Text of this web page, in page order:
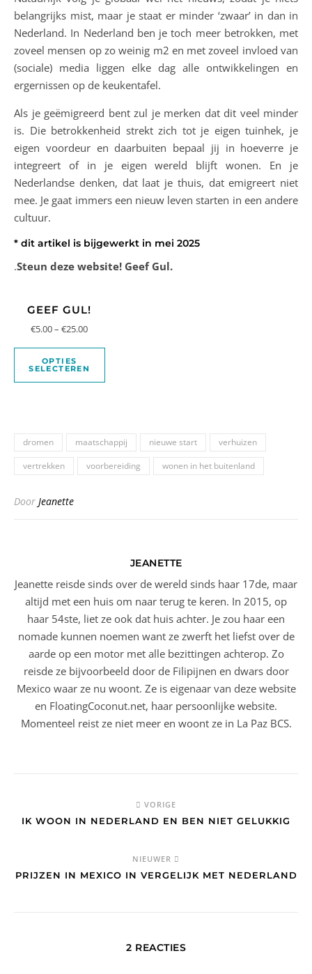
belangrijks mist, maar je staat er minder ‘zwaar’ in dan in
Nederland. In Nederland ben je toch meer betrokken, met
zoveel mensen op zo weinig m2 en met zoveel invloed van
(sociale) media liggen elke dag alle ontwikkelingen en
ergernissen op de keukentafel.
Als je geëmigreerd bent zul je merken dat dit veel minder
is. Die betrokkenheid strekt zich tot je eigen tuinhek, je
eigen voordeur en daarbuiten bepaal jij in hoeverre je
integreert of in je eigen wereld blijft wonen. En je
Nederlandse denken, dat laat je thuis, dat emigreert niet
mee. Je gaat immers een nieuw leven starten in een andere
cultuur.
* dit artikel is bijgewerkt in mei 2025
.Steun deze website! Geef Gul.
GEEF GUL!
€5.00–€25.00
OPTIES
SELECTEREN
dromen maatschappij nieuwe start
verhuizen
vertrekken
voorbereiding wonen in het buitenland
Door Jeanette
JEANETTE
Jeanette reisde sinds over de wereld sinds haar 17de, maar
altijd met een huis om naar terug te keren. In 2015, op
haar 54ste, liet ze ook dat huis achter. Je zou haar een
nomade kunnen noemen want ze zwerft het liefst over de
aarde op een motor met alle bezittingen achterop. Zo
reisde ze bijvoorbeeld door de Filipijnen en dwars door
Mexico waar ze nu woont. Ze is eigenaar van deze website
en FloatingCoconut.net, haar persoonlijke website.
Momenteel reist ze niet meer en woont ze in La Paz BCS.
VORIGE
IK WOON IN NEDERLAND EN BEN NIET GELUKKIG
NIEUWER
PRIJZEN IN MEXICO IN VERGELIJK MET NEDERLAND
2 REACTIES